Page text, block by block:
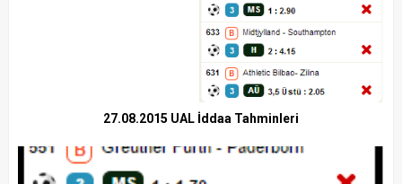
27.08.2015 UAL İddaa Tahminleri